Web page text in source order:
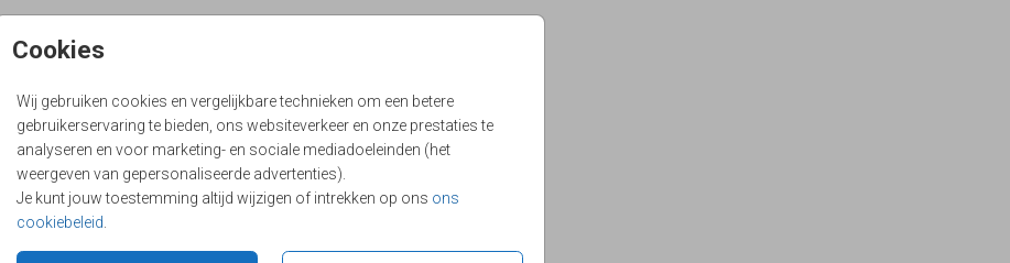
Cookies
Wij gebruiken cookies en vergelijkbare technieken om een betere
gebruikerservaring te bieden, ons websiteverkeer en onze prestaties te
analyseren en voor marketing- en sociale mediadoeleinden (het
weergeven van gepersonaliseerde advertenties).
Je kunt jouw toestemming altijd wijzigen of intrekken op ons ons
cookiebeleid